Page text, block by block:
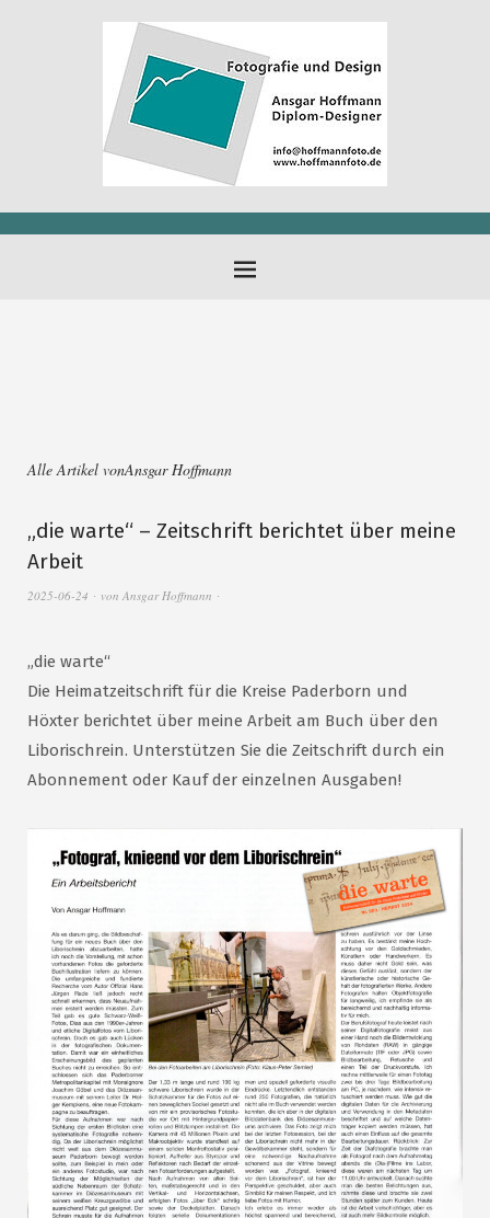
Alle Artikel vonAnsgar Hoffmann
„die warte“ – Zeitschrift berichtet über meine
Arbeit
2025-06-24 von Ansgar Hoffmann
„die warte“
Die Heimatzeitschrift für die Kreise Paderborn und
Höxter berichtet über meine Arbeit am Buch über den
Liborischrein. Unterstützen Sie die Zeitschrift durch ein
Abonnement oder Kauf der einzelnen Ausgaben!